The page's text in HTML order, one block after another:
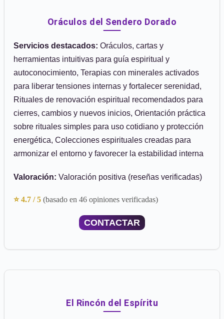
Oráculos del Sendero Dorado
Servicios destacados: Oráculos, cartas y
herramientas intuitivas para guía espiritual y
autoconocimiento, Terapias con minerales activados
para liberar tensiones internas y fortalecer serenidad,
Rituales de renovación espiritual recomendados para
cierres, cambios y nuevos inicios, Orientación práctica
sobre rituales simples para uso cotidiano y protección
energética, Colecciones espirituales creadas para
armonizar el entorno y favorecer la estabilidad interna
Valoración: Valoración positiva (reseñas verificadas)
⭐ 4.7 / 5 (basado en 46 opiniones verificadas)
CONTACTAR
El Rincón del Espíritu